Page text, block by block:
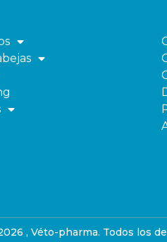
Abrir
, Véto-pharma. Todos los